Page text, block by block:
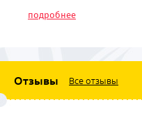
оборудование по низким
ценам
подробнее
Отзывы Все отзывы